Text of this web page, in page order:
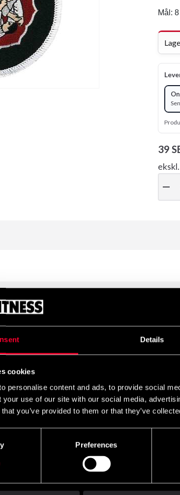
Details
cookies
personalise content and ads, to provide social
your use of our site with our social media,
you’ve provided to them or that they’ve
Preferences
Mål:
39
remove
T-shirt
Judo sort
Budo-Nord T-shirt Kultur
Sport Jigoro Kano Judo
198 SEK